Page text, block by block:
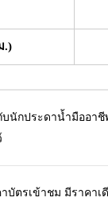
.)
นักประดาน้ำมืออา
บัตรเข้าชม มีราคา